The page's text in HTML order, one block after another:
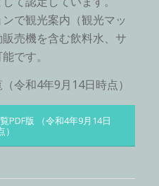
で観光案内（観光マッ
売機を含む飲料水、サ
です。
令和4年9月14日時点）
PDF版 （令和4年9月14日